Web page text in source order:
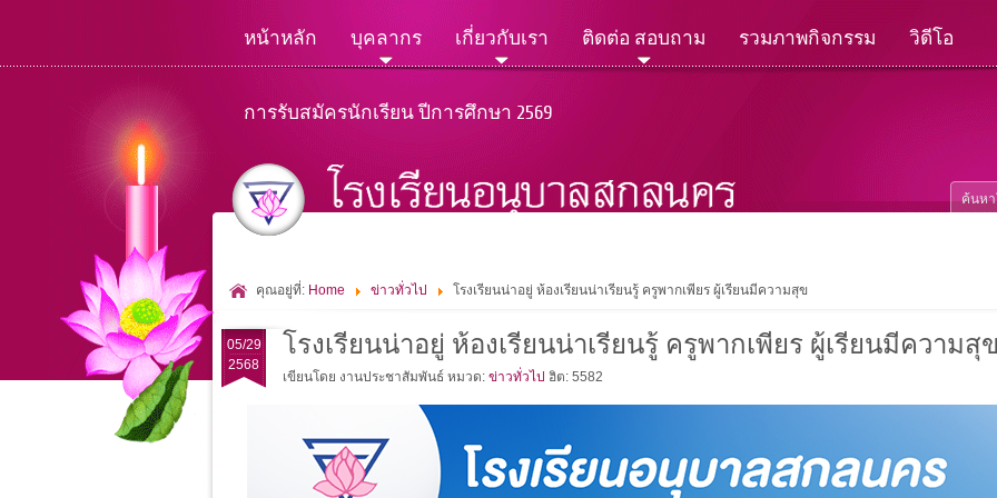
หน้าหลัก บุคลากร เกี่ยวกับเรา ติดต่อ สอบถาม รวมภาพกิจกรรม วิดีโอ
การรับสมัครนักเรียน ปีการศึกษา 2569
คุณอยู่ที่: Home ข่าวทั่วไป โรงเรียนน่าอยู่ ห้องเรียนน่าเรียนรู้ ครูพากเพียร ผู้เรียนมีความสุข
05/29
2568
โรงเรียนน่าอยู่ ห้องเรียนน่าเรียนรู้ ครูพากเพียร ผู้เรียนมีความสุ
เขียนโดย งานประชาสัมพันธ์ หมวด: ข่าวทั่วไป ฮิต: 5582